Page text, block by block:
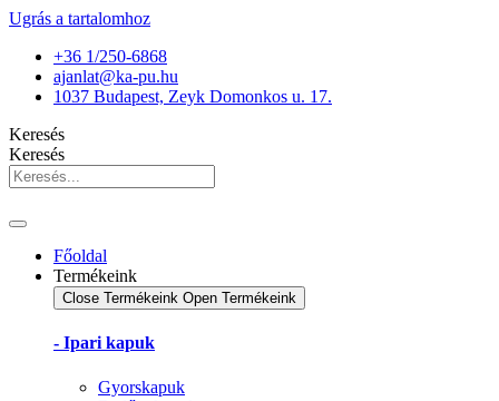
Ugrás a tartalomhoz
+36 1/250-6868
ajanlat@ka-pu.hu
1037 Budapest, Zeyk Domonkos u. 17.
Keresés
Keresés
Főoldal
Termékeink
Close Termékeink Open Termékeink
- Ipari kapuk
Gyorskapuk